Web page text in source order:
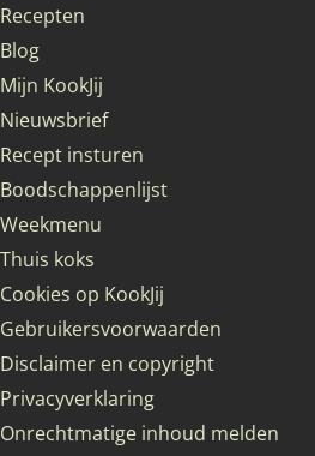
Recepten
Blog
Mijn KookJij
Nieuwsbrief
Recept insturen
Boodschappenlijst
Weekmenu
Thuis koks
Cookies op KookJij
Gebruikersvoorwaarden
Disclaimer en copyright
Privacyverklaring
Onrechtmatige inhoud melden